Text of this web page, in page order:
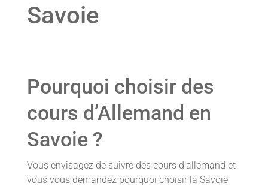
Savoie
Pourquoi choisir des
cours d’Allemand en
Savoie ?
Vous envisagez de suivre des cours d’allemand et
vous vous demandez pourquoi choisir la Savoie